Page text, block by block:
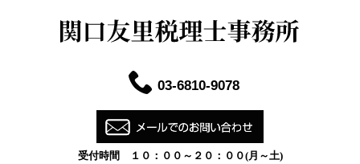
03-6810-9078
受付時間 １０：００～２０：００(月～土)